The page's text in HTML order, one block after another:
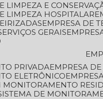
LIMPEZA E
LIMPEZA HOSPITALAR
EMPRESA DE
GERAIS
PRIVADA
EMPRESA
ELETRÔNICO
MONITORAMENTO
DE